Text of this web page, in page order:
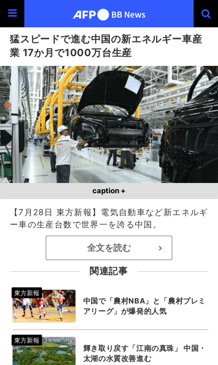
猛スピードで進む中国の新エネルギー車産
業 17か月で1000万台生産
caption +
【7月28日 東方新報】電気自動車など新エネルギ
ー車の生産台数で世界一を誇る中国。
全文を読む >
関連記事
中国で「農村NBA」と「農村プレミ
アリーグ」が爆発的人気
輝き取り戻す「江南の真珠」 中国・
太湖の水質改善進む